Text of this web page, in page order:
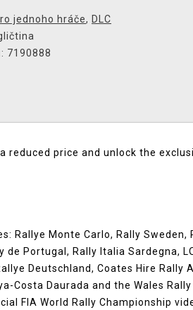
jednoho hráče, DLC
: 7190888
reduced price and unlock the
Rallye Monte Carlo, Rally Sweden,
de Portugal, Rally Italia Sardegna,
Deutschland, Coates Hire Rally
Costa Daurada and the Wales Rally
FIA World Rally Championship